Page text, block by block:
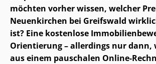
möchten vorher wissen, welcher
Neuenkirchen bei Greifswald
ist? Eine kostenlose
Orientierung – allerdings nur dann,
aus einem pauschalen Online-